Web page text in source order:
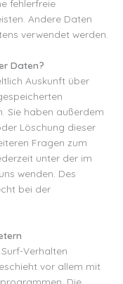
fehlerfreie
Andere Daten
verwendet werden.
Daten?
Auskunft über
Sie haben außerdem
Löschung dieser
Fragen zum
unter der im
wenden. Des
bei der
Verhalten
vor allem mit